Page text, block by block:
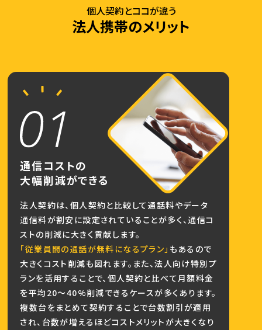
個人契約とココが違う
法人携帯のメリット
通信コストの
大幅削減ができる
法人契約は、個人契約と比較して通話料やデータ
通信料が割安に設定されていることが多く、通信コ
ストの削減に大きく貢献します。
「従業員間の通話が無料になるプラン」 もあるので
大きくコスト削減も図れます。また、法人向け特別プ
ランを活用することで、個人契約と比べて月額料金
を平均20〜40%削減できるケースが多くあります。
複数台をまとめて契約することで台数割引が適用
され、台数が増えるほどコストメリットが大きくなり